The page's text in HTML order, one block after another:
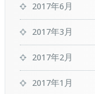
2017年6月
2017年3月
2017年2月
2017年1月